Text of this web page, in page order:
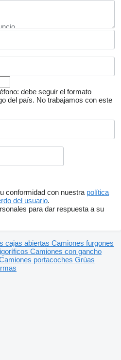
debe seguir el formato
del país. No trabajamos con este
conformidad con nuestra política
del usuario.
para dar respuesta a su
cajas abiertas Camiones furgones
Camiones con gancho
portacoches Grúas